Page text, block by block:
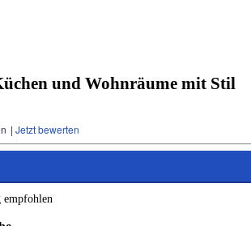
und Wohnräume mit Stil
| Jetzt bewerten
empfohlen